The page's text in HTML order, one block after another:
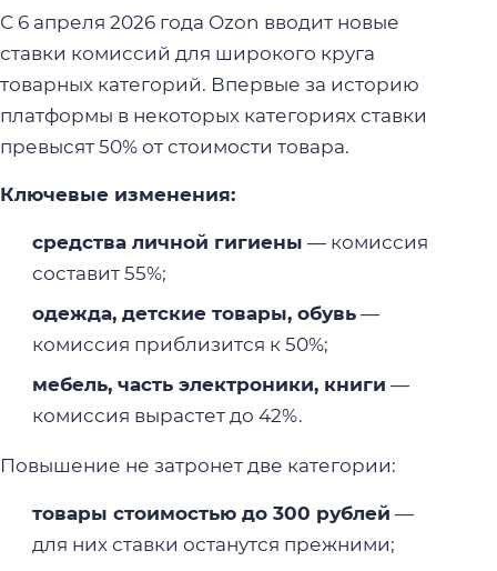
С 6 апреля 2026 года Ozon вводит новые
ставки комиссий для широкого круга
товарных категорий. Впервые за историю
платформы в некоторых категориях ставки
превысят 50% от стоимости товара.
Ключевые изменения:
средства личной гигиены — комиссия
составит 55%;
одежда, детские товары, обувь—
комиссия приблизится к 50%;
мебель, часть электроники, книги —
комиссия вырастет до 42%.
Повышение не затронет две категории:
товары стоимостью до 300 рублей —
для них ставки останутся прежними;